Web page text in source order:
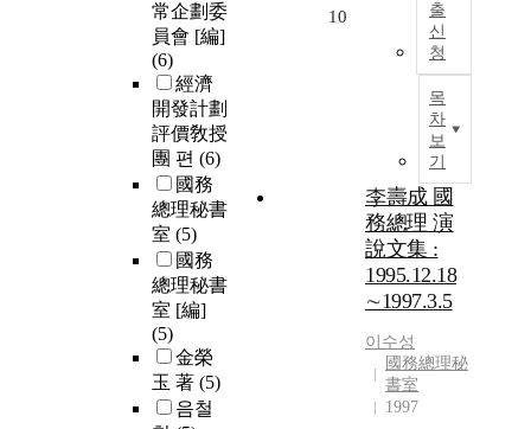
常企劃委
員會 [編]
(6)
經濟
開發計劃
評價敎授
團 편 (6)
國務
總理秘書
室 (5)
國務
總理秘書
室 [編]
(5)
金榮
玉 著 (5)
음철
출
신
청
목
차
보
기
10
李壽成 國
務總理 演
說文集 :
1995.12.18
∼1997.3.5
이수성
國務總理秘
書室
1997